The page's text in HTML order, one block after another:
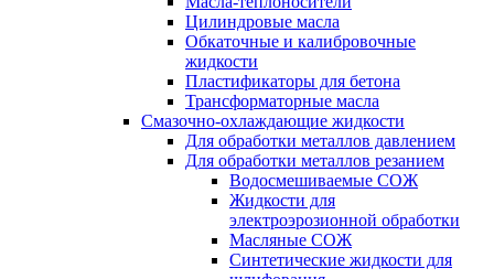
Цилиндровые масла
Обкаточные и калибровочные
жидкости
Пластификаторы для бетона
Трансформаторные масла
Смазочно-охлаждающие жидкости
Для обработки металлов давлением
Для обработки металлов резанием
Водосмешиваемые СОЖ
Жидкости для
электроэрозионной обработки
Масляные СОЖ
Синтетические жидкости для